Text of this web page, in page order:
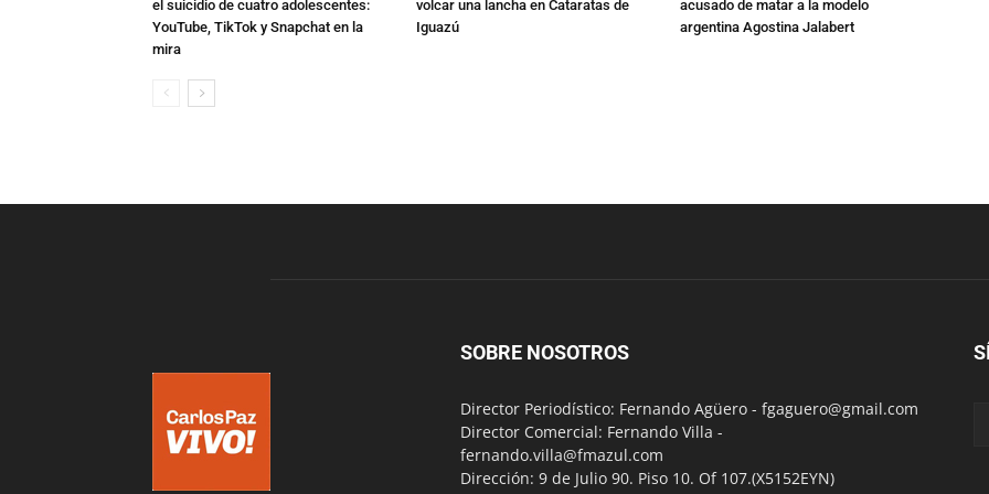
el suicidio de cuatro adolescentes:
YouTube, TikTok y Snapchat en la
mira
volcar una lancha en Cataratas de
Iguazú
acusado de matar a la modelo
argentina Agostina Jalabert
SOBRE NOSOTROS
Director Periodístico: Fernando Agüero - fgaguero@gmail.com
Director Comercial: Fernando Villa -
fernando.villa@fmazul.com
Dirección: 9 de Julio 90. Piso 10. Of 107.(X5152EYN)